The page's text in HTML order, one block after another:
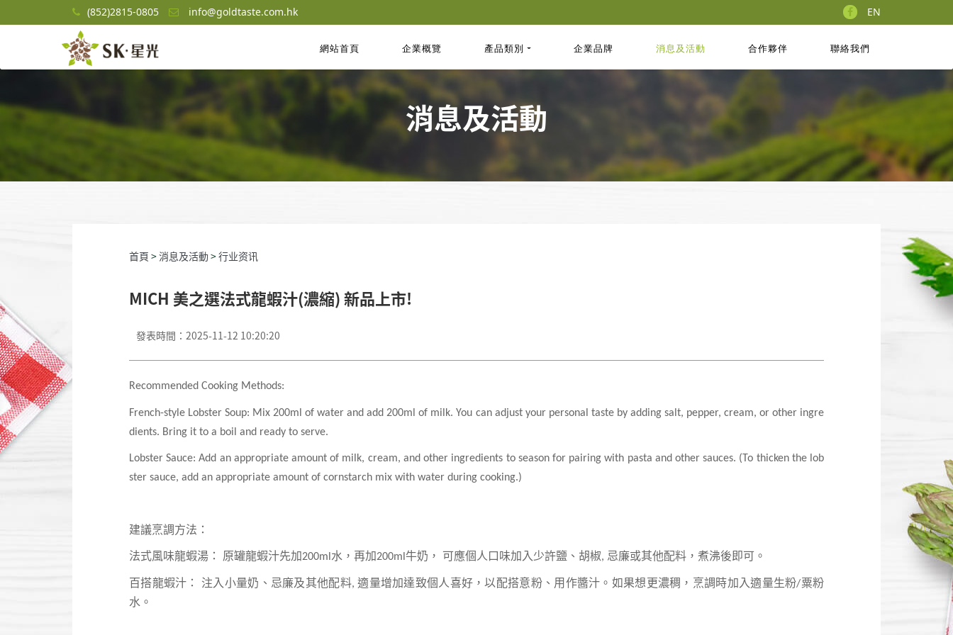
(852)2815-0805 info@goldtaste.com.hk EN
網站首頁 企業概覽 產品類別 企業品牌 消息及活動 合作夥伴 聯絡我們
消息及活動
首頁 >消息及活動>行业资讯
MICH 美之選法式龍蝦汁(濃縮) 新品上市!
發表時間：2025-11-12 10:20:20
Recommended Cooking Methods:
French-style Lobster Soup: Mix 200ml of water and add 200ml of milk. You can adjust your personal taste by adding salt, pepper, cream, or other ingre
dients. Bring it to a boil and ready to serve.
Lobster Sauce: Add an appropriate amount of milk, cream, and other ingredients to season for pairing with pasta and other sauces. (To thicken the lob
ster sauce, add an appropriate amount of cornstarch mix with water during cooking.)
建議烹調方法：
法式風味龍蝦湯： 原罐龍蝦汁先加200ml水，再加200ml牛奶， 可應個人口味加入少許鹽、胡椒, 忌廉或其他配料，煮沸後即可。
百搭龍蝦汁： 注入小量奶、忌廉及其他配料,適量增加達致個人喜好，以配搭意粉、用 作醬汁 。如果想更濃稠，烹調時加入適量生粉/粟粉
水。